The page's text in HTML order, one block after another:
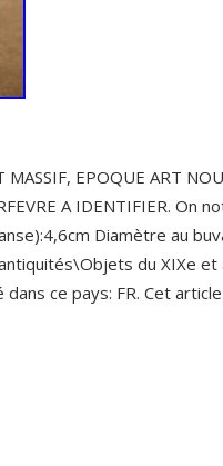
MASSIF, EPOQUE ART
A IDENTIFIER. On
Diamètre au
du XIXe et
dans ce pays: FR. Cet